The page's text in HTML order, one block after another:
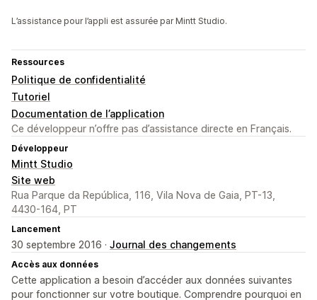
L’assistance pour l’appli est assurée par Mintt Studio.
Ressources
Politique de confidentialité
Tutoriel
Documentation de l’application
Ce développeur n’offre pas d’assistance directe en Français.
Développeur
Mintt Studio
Site web
Rua Parque da República, 116, Vila Nova de Gaia, PT-13,
4430-164, PT
Lancement
30 septembre 2016 · Journal des changements
Accès aux données
Cette application a besoin d’accéder aux données suivantes
pour fonctionner sur votre boutique. Comprendre pourquoi en